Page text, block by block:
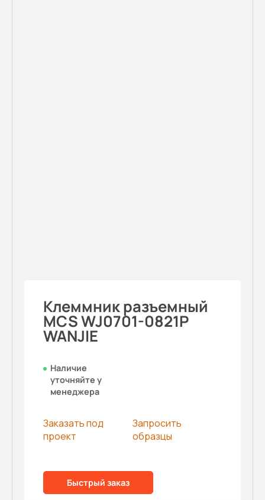
Клеммник разъемный
MCS WJ0701-0821P
WANJIE
Наличие
уточняйте у
менеджера
Заказать под
проект
Запросить
образцы
Быстрый заказ